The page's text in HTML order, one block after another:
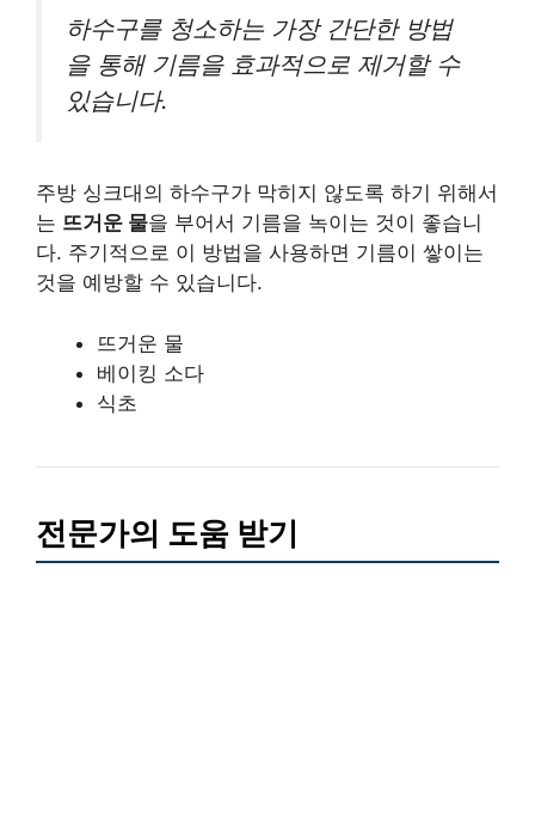
하수구를 청소하는 가장 간단한 방법
을 통해 기름을 효과적으로 제거할 수
있습니다.
주방 싱크대의 하수구가 막히지 않도록 하기 위해서
는 뜨거운 물을 부어서 기름을 녹이는 것이 좋습니
다. 주기적으로 이 방법을 사용하면 기름이 쌓이는
것을 예방할 수 있습니다.
뜨거운 물
베이킹 소다
식초
전문가의 도움 받기